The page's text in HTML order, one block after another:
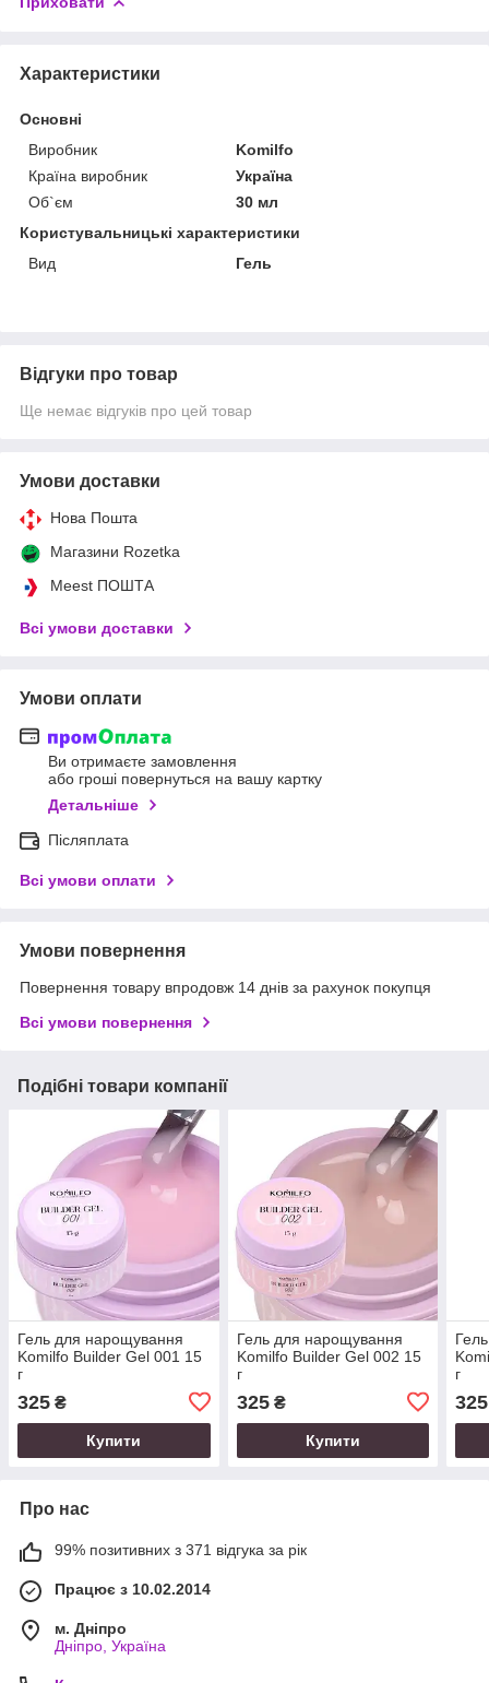
Характеристики
Основні
Виробник
Komilfo
Країна виробник
Україна
Об`єм
30 мл
Користувальницькі характеристики
Вид
Гель
Відгуки про товар
Ще немає відгуків про цей товар
Умови доставки
Нова Пошта
Магазини Rozetka
Meest ПОШТА
Всі умови доставки
Умови оплати
Ви отримаєте замовлення
або гроші повернуться на вашу картку
Детальніше
Післяплата
Всі умови оплати
Умови повернення
Повернення товару впродовж 14 днів за рахунок покупця
Всі умови повернення
Подібні товари компанії
Гель для нарощування
Komilfo Builder Gel 001 15
г
325 ₴
Купити
Гель для нарощування
Komilfo Builder Gel 002 15
г
325₴
Купити
г
325
Про нас
99% позитивних з 371 відгука за рік
Працює з 10.02.2014
м. Дніпро
Дніпро, Україна